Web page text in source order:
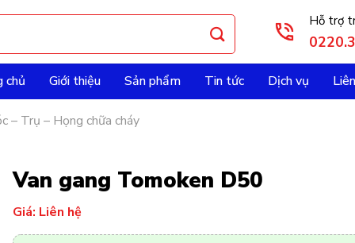
Hỗ trợ
chủ Giới thiệu Sản phẩm Tin tức Dịch vụ
– Trụ – Họng chữa cháy
Van gang Tomoken D50
Giá: Liên hệ